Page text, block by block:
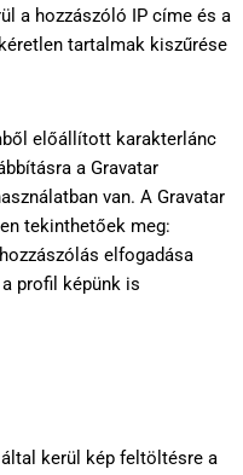
a hozzászóló IP címe és a
tartalmak kiszűrése
előállított karakterlánc
a Gravatar
van. A Gravatar
tekinthetőek meg:
elfogadása
profil képünk is
kerül kép feltöltésre a